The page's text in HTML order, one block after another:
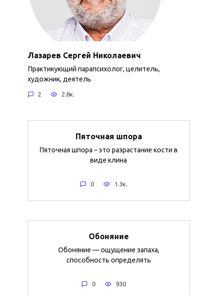
Лазарев Сергей Николаевич
Практикующий парапсихолог, целитель,
художник, деятель
2 2.8к.
Пяточная шпора
Пяточная шпора – это разрастание кости в
виде клина
0 1.3к.
Обоняние
Обоняние — ощущение запаха,
способность определять
0 930